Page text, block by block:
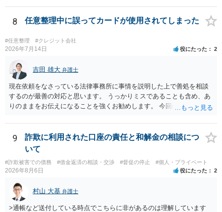
はそもそも事案を把握できていないようですので、御相談の案件につ
いては弁護士として能力不足なのかもしれません。相手にしない方が
良いと思います。ただ、仮想通貨詐欺の被害回復は現実的には難しい
かもしれません。
8 任意整理中に誤ってカードが使用されてしまった
#任意整理 #クレジット会社
2026年7月14日 役にたった 2
吉田 雄大 弁護士
現在依頼をなさっている法律事務所に事情を説明した上で善処を相談
するのが最善の対応と思います。 うっかりミスであることも含め、あ
りのままをお伝えになることを強くお勧めします。 今回のできごとだ
早ければ早いほどいいのは間違いありません。 ご健闘をお祈りいたし
ます。
9
詐欺に利用された口座の責任と和解金の相談につ
いて
#詐欺被害での債務 #借金返済の相談・交渉 #督促の停止 #個人・プライベート
2026年8月6日 役にたった 2
村山 大基 弁護士
>通帳など送付している時点でこちらに非があるのは理解しています